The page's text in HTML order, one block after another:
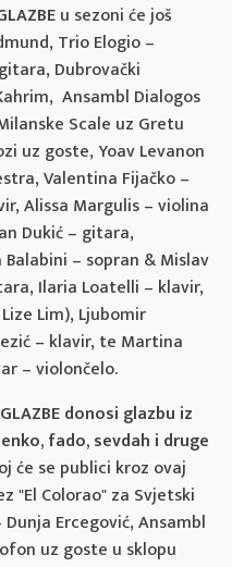
u sezoni će još
Trio Elogio –
Dubrovački
Ansambl Dialogos
Scale uz Gretu
uz goste, Yoav Levanon
Valentina Fijačko –
Alissa Margulis – violina
Dukić – gitara,
– sopran & Mislav
Ilaria Loatelli – klavir,
Lim), Ljubomir
– klavir, te Martina
– violončelo.
donosi glazbu iz
fado, sevdah i druge
će se publici kroz ovaj
"El Colorao" za Svjetski
Ercegović, Ansambl
uz goste u sklopu